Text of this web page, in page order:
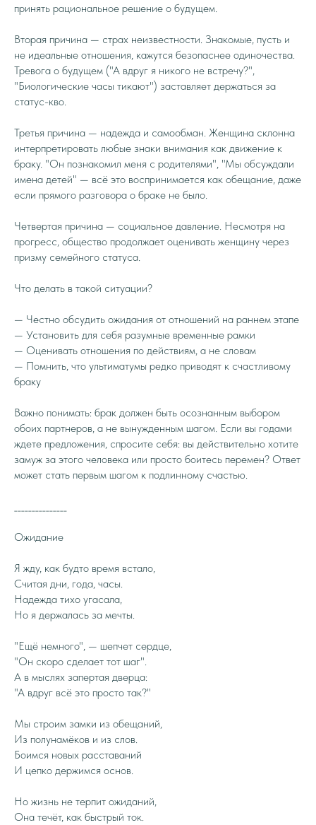
принять рациональное решение о будущем.
Вторая причина — страх неизвестности. Знакомые, пусть и
не идеальные отношения, кажутся безопаснее одиночества.
Тревога о будущем ("А вдруг я никого не встречу?",
"Биологические часы тикают") заставляет держаться за
статус-кво.
Третья причина — надежда и самообман. Женщина склонна
интерпретировать любые знаки внимания как движение к
браку. "Он познакомил меня с родителями", "Мы обсуждали
имена детей" — всё это воспринимается как обещание, даже
если прямого разговора о браке не было.
Четвертая причина — социальное давление. Несмотря на
прогресс, общество продолжает оценивать женщину через
призму семейного статуса.
Что делать в такой ситуации?
— Честно обсудить ожидания от отношений на раннем этапе
— Установить для себя разумные временные рамки
— Оценивать отношения по действиям, а не словам
— Помнить, что ультиматумы редко приводят к счастливому
браку
Важно понимать: брак должен быть осознанным выбором
обоих партнеров, а не вынужденным шагом. Если вы годами
ждете предложения, спросите себя: вы действительно хотите
замуж за этого человека или просто боитесь перемен? Ответ
может стать первым шагом к подлинному счастью.
Ожидание
Я жду, как будто время встало,
Считая дни, года, часы.
Надежда тихо угасала,
Но я держалась за мечты.
"Ещё немного", — шепчет сердце,
"Он скоро сделает тот шаг".
А в мыслях запертая дверца:
"А вдруг всё это просто так?"
Мы строим замки из обещаний,
Из полунамёков и из слов.
Боимся новых расставаний
И цепко держимся основ.
Но жизнь не терпит ожиданий,
Она течёт, как быстрый ток.